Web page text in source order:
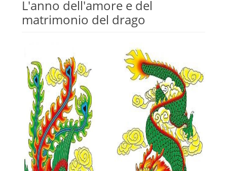
L'anno dell'amore e del
matrimonio del drago